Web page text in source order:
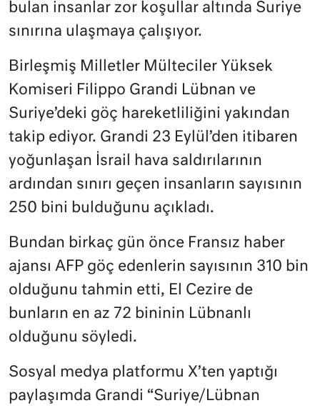
bulan insanlar zor koşullar altında Suriye
sınırına ulaşmaya çalışıyor.
Birleşmiş Milletler Mülteciler Yüksek
Komiseri Filippo Grandi Lübnan ve
Suriye’deki göç hareketliliğini yakından
takip ediyor. Grandi 23 Eylül’den itibaren
yoğunlaşan İsrail hava saldırılarının
ardından sınırı geçen insanların sayısının
250 bini bulduğunu açıkladı.
Bundan birkaç gün önce Fransız haber
ajansı AFP göç edenlerin sayısının 310 bin
olduğunu tahmin etti, El Cezire de
bunların en az 72 bininin Lübnanlı
olduğunu söyledi.
Sosyal medya platformu X’ten yaptığı
paylaşımda Grandi “Suriye/Lübnan